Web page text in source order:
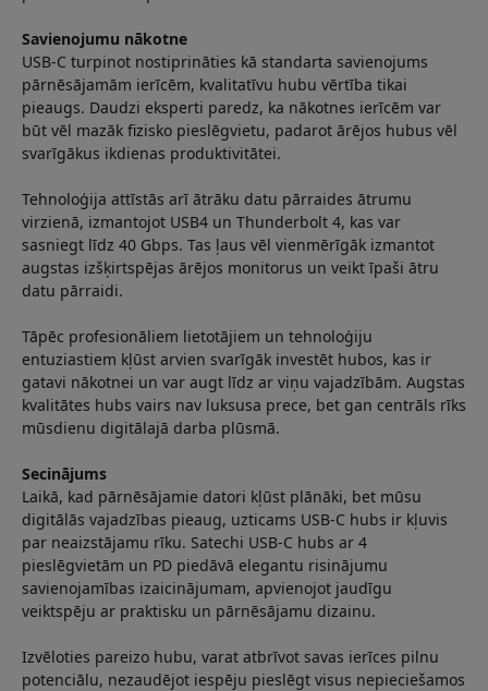
Savienojumu nākotne
USB-C turpinot nostiprināties kā standarta savienojums
pārnēsājamām ierīcēm, kvalitatīvu hubu vērtība tikai
pieaugs. Daudzi eksperti paredz, ka nākotnes ierīcēm var
būt vēl mazāk fizisko pieslēgvietu, padarot ārējos hubus vēl
svarīgākus ikdienas produktivitātei.
Tehnoloģija attīstās arī ātrāku datu pārraides ātrumu
virzienā, izmantojot USB4 un Thunderbolt 4, kas var
sasniegt līdz 40 Gbps. Tas ļaus vēl vienmērīgāk izmantot
augstas izšķirtspējas ārējos monitorus un veikt īpaši ātru
datu pārraidi.
Tāpēc profesionāliem lietotājiem un tehnoloģiju
entuziastiem kļūst arvien svarīgāk investēt hubos, kas ir
gatavi nākotnei un var augt līdz ar viņu vajadzībām. Augstas
kvalitātes hubs vairs nav luksusa prece, bet gan centrāls rīks
mūsdienu digitālajā darba plūsmā.
Secinājums
Laikā, kad pārnēsājamie datori kļūst plānāki, bet mūsu
digitālās vajadzības pieaug, uzticams USB-C hubs ir kļuvis
par neaizstājamu rīku. Satechi USB-C hubs ar 4
pieslēgvietām un PD piedāvā elegantu risinājumu
savienojamības izaicinājumam, apvienojot jaudīgu
veiktspēju ar praktisku un pārnēsājamu dizainu.
Izvēloties pareizo hubu, varat atbrīvot savas ierīces pilnu
potenciālu, nezaudējot iespēju pieslēgt visus nepieciešamos